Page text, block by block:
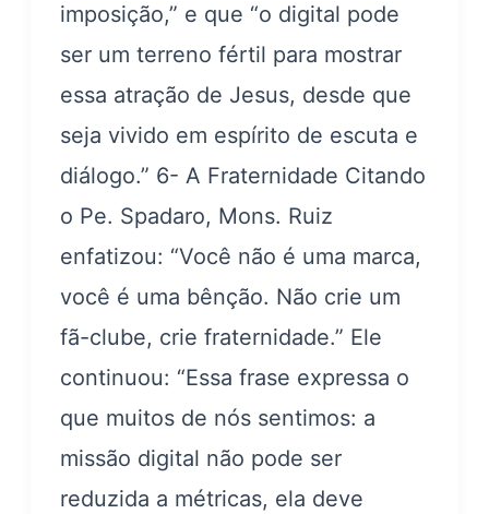
imposição,” e que “o digital pode
ser um terreno fértil para mostrar
essa atração de Jesus, desde que
seja vivido em espírito de escuta e
diálogo.” 6- A Fraternidade Citando
o Pe. Spadaro, Mons. Ruiz
enfatizou: “Você não é uma marca,
você é uma bênção. Não crie um
fã-clube, crie fraternidade.” Ele
continuou: “Essa frase expressa o
que muitos de nós sentimos: a
missão digital não pode ser
reduzida a métricas, ela deve